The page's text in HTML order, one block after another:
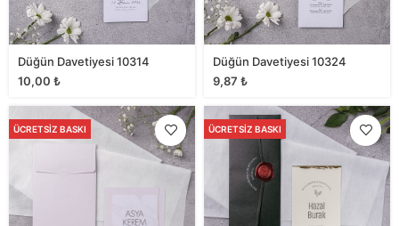
Düğün Davetiyesi 10314
10,00 ₺
Düğün Davetiyesi 10324
9,87 ₺
ÜCRETSIZ BASKI ÜCRETSIZ BASKI